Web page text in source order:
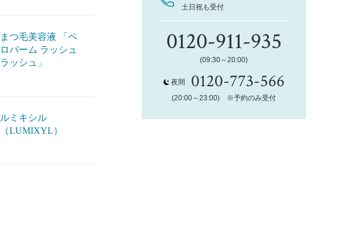
土日祝も受付
0120-911-935
(09:30～20:00)
夜間 0120-773-566
(20:00～23:00) ※予約のみ受付
まつ毛美容液 「ペ
ロバーム ラッシュ
ラッシュ」
ルミキシル
（LUMIXYL）